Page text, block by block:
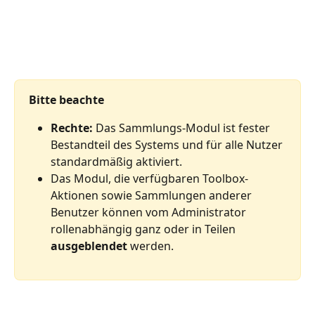
Bitte beachte
Rechte: Das Sammlungs-Modul ist fester
Bestandteil des Systems und für alle Nutzer
standardmäßig aktiviert.
Das Modul, die verfügbaren Toolbox-
Aktionen sowie Sammlungen anderer
Benutzer können vom Administrator
rollenabhängig ganz oder in Teilen
ausgeblendet werden.